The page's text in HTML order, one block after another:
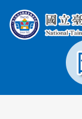
塊